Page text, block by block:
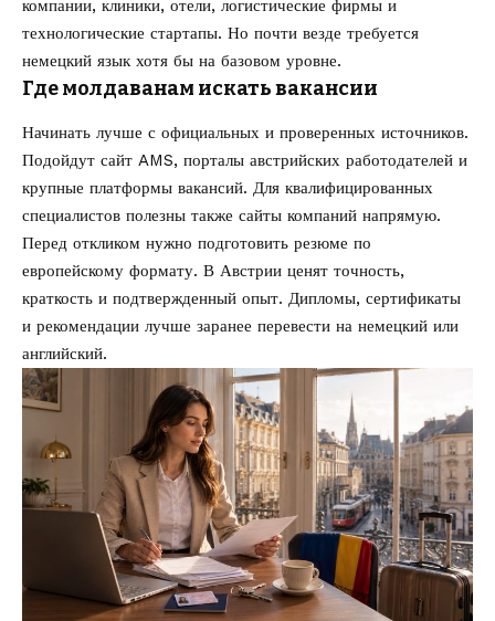
компании, клиники, отели, логистические фирмы и
технологические стартапы. Но почти везде требуется
немецкий язык хотя бы на базовом уровне.
Где молдаванам искать вакансии
Начинать лучше с официальных и проверенных источников.
Подойдут сайт AMS, порталы австрийских работодателей и
крупные платформы вакансий. Для квалифицированных
специалистов полезны также сайты компаний напрямую.
Перед откликом нужно подготовить резюме по
европейскому формату. В Австрии ценят точность,
краткость и подтвержденный опыт. Дипломы, сертификаты
и рекомендации лучше заранее перевести на немецкий или
английский.